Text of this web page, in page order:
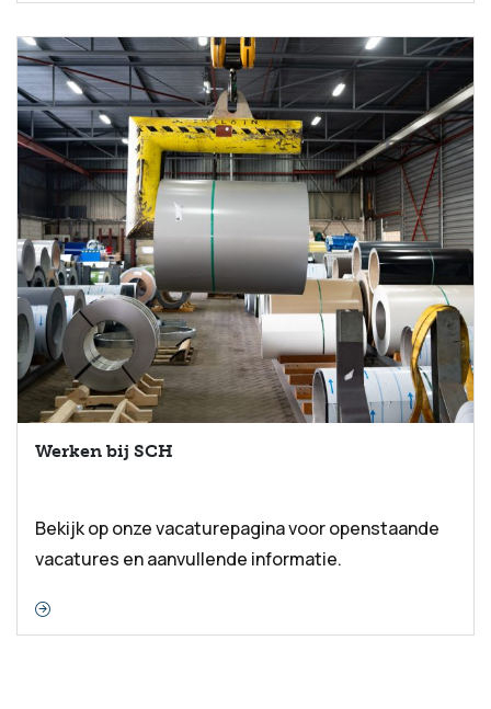
Werken bij SCH
Bekijk op onze vacaturepagina voor openstaande
vacatures en aanvullende informatie.